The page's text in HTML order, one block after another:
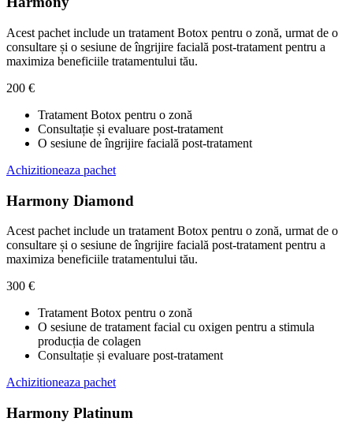
Acest pachet include un tratament Botox pentru o zonă, urmat de o
consultare și o sesiune de îngrijire facială post-tratament pentru a
maximiza beneficiile tratamentului tău.
200 €
Tratament Botox pentru o zonă
Consultație și evaluare post-tratament
O sesiune de îngrijire facială post-tratament
Achizitioneaza pachet
Harmony Diamond
Acest pachet include un tratament Botox pentru o zonă, urmat de o
consultare și o sesiune de îngrijire facială post-tratament pentru a
maximiza beneficiile tratamentului tău.
300 €
Tratament Botox pentru o zonă
O sesiune de tratament facial cu oxigen pentru a stimula
producția de colagen
Consultație și evaluare post-tratament
Achizitioneaza pachet
Harmony Platinum